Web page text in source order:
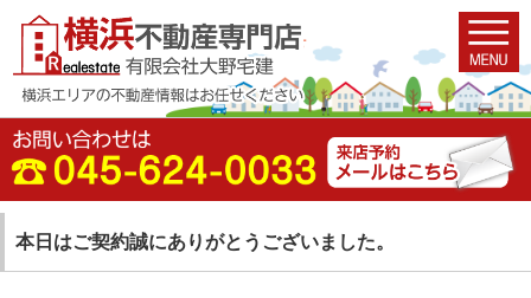
本日はご契約誠にありがとうございました。